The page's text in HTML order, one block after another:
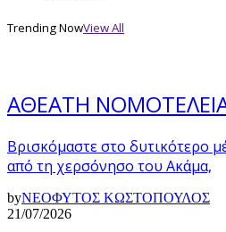
Trending NowView All
ΑΘΕΑΤΗ
Βρισκόμαστε στο δυτικότερο
από τη χερσόνησο του Ακάμα,
byΝΕΟΦΥΤΟΣ ΚΩΣΤΟΠΟΥΛΟΣ
21/07/2026